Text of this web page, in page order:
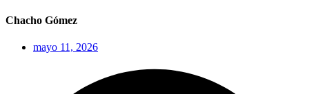
Chacho Gómez
mayo 11, 2026